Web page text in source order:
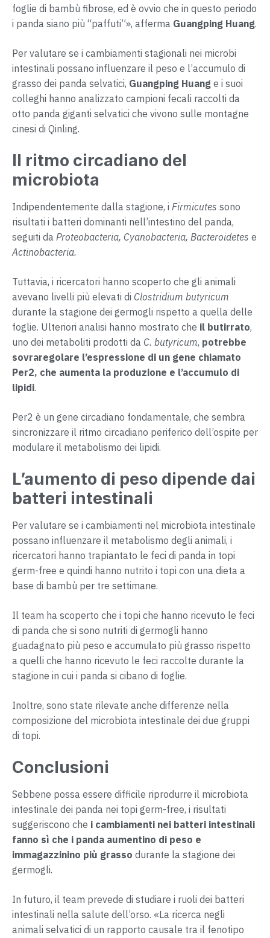
foglie di bambù fibrose, ed è ovvio che in questo periodo
i panda siano più “paffuti”», afferma Guangping Huang.
Per valutare se i cambiamenti stagionali nei microbi
intestinali possano influenzare il peso e l’accumulo di
grasso dei panda selvatici, Guangping Huang e i suoi
colleghi hanno analizzato campioni fecali raccolti da
otto panda giganti selvatici che vivono sulle montagne
cinesi di Qinling.
Il ritmo circadiano del
microbiota
Indipendentemente dalla stagione, i Firmicutes sono
risultati i batteri dominanti nell’intestino del panda,
seguiti da Proteobacteria, Cyanobacteria, Bacteroidetes e
Actinobacteria.
Tuttavia, i ricercatori hanno scoperto che gli animali
avevano livelli più elevati di Clostridium butyricum
durante la stagione dei germogli rispetto a quella delle
foglie. Ulteriori analisi hanno mostrato che il butirrato,
uno dei metaboliti prodotti da C. butyricum, potrebbe
sovraregolare l’espressione di un gene chiamato
Per2, che aumenta la produzione e l’accumulo di
lipidi.
Per2 è un gene circadiano fondamentale, che sembra
sincronizzare il ritmo circadiano periferico dell’ospite per
modulare il metabolismo dei lipidi.
L’aumento di peso dipende dai
batteri intestinali
Per valutare se i cambiamenti nel microbiota intestinale
possano influenzare il metabolismo degli animali, i
ricercatori hanno trapiantato le feci di panda in topi
germ-free e quindi hanno nutrito i topi con una dieta a
base di bambù per tre settimane.
Il team ha scoperto che i topi che hanno ricevuto le feci
di panda che si sono nutriti di germogli hanno
guadagnato più peso e accumulato più grasso rispetto
a quelli che hanno ricevuto le feci raccolte durante la
stagione in cui i panda si cibano di foglie.
Inoltre, sono state rilevate anche differenze nella
composizione del microbiota intestinale dei due gruppi
di topi.
Conclusioni
Sebbene possa essere difficile riprodurre il microbiota
intestinale dei panda nei topi germ-free, i risultati
suggeriscono che i cambiamenti nei batteri intestinali
fanno sì che i panda aumentino di peso e
immagazzinino più grasso durante la stagione dei
germogli.
In futuro, il team prevede di studiare i ruoli dei batteri
intestinali nella salute dell’orso. «La ricerca negli
animali selvatici di un rapporto causale tra il fenotipo